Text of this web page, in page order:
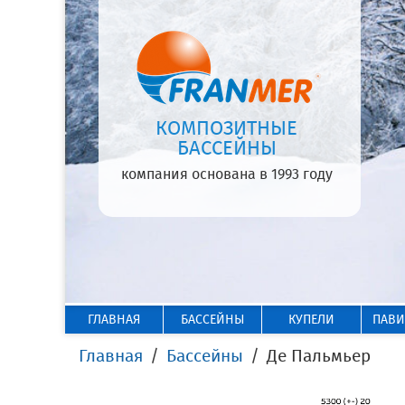
КОМПОЗИТНЫЕ
БАССЕЙНЫ
компания основана в 1993 году
ГЛАВНАЯ БАССЕЙНЫ КУПЕЛИ
Главная Бассейны Де Пальмьер